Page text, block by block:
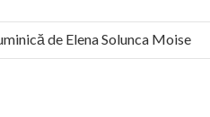
de Elena Solunca Moise
Fostul agent ceaușist de